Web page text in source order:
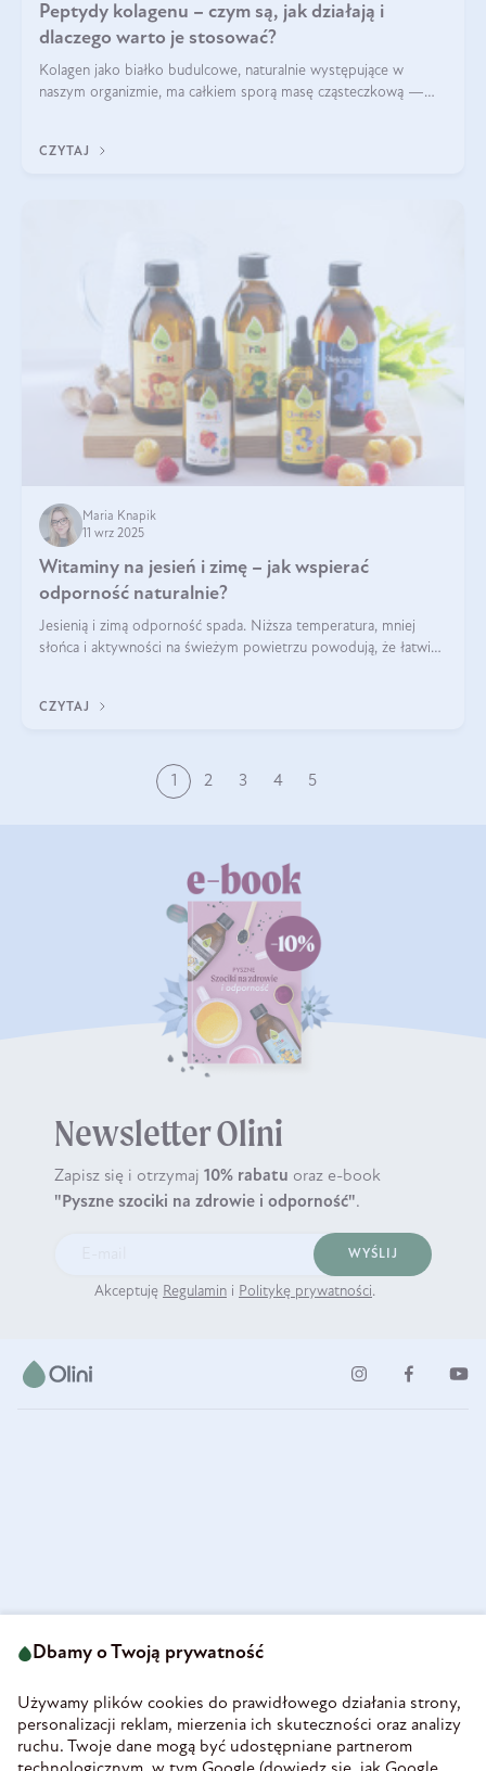
Peptydy kolagenu – czym są, jak działają i
dlaczego warto je stosować?
Kolagen jako białko budulcowe, naturalnie występujące w
naszym organizmie, ma całkiem sporą masę cząsteczkową —
bardziej biodostępny
CZYTAJ
Maria Knapik
11 wrz 2025
Witaminy na jesień i zimę – jak wspierać
odporność naturalnie?
Jesienią i zimą odporność spada. Niższa temperatura, mniej
słońca i aktywności na świeżym powietrzu powodują, że łatwiej
suplementować jesienią i zimą?
CZYTAJ
1 2 3 4 5
Newsletter Olini
Zapisz się i otrzymaj 10% rabatu oraz e-book
"Pyszne szociki na zdrowie i odporność".
WYŚLIJ
Akceptuję Regulamin i Politykę prywatności.
58-160 Świebodzice
REGON 890213034
INFORMACJE
Dbamy o Twoją prywatność
Używamy plików cookies do prawidłowego działania strony,
personalizacji reklam, mierzenia ich skuteczności oraz analizy
ruchu. Twoje dane mogą być udostępniane partnerom